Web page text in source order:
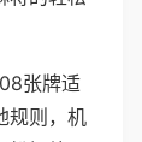
张牌适
规则，机